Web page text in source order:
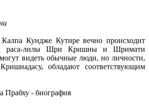
Кундже Кутире вечно происходит
раса-лилы Шри Кришны и Шримати
видеть обычные люди, но личности,
обладают соответствующим